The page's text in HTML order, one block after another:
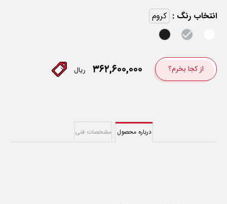
انتخاب رنگ : کروم
از کجا بخرم؟ ۳۶۲,۶۰۰,۰۰۰ ریال
درباره محصول مشخصات فنی